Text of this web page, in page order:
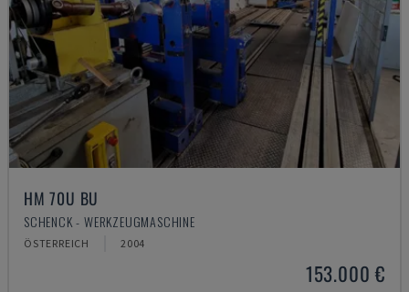
HM 70U BU
SCHENCK - WERKZEUGMASCHINE
ÖSTERREICH 2004
153.000 €